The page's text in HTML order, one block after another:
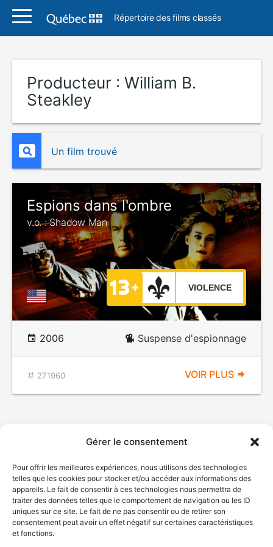
Gérer le consentement
Pour offrir les meilleures expériences, nous utilisons des technologies
telles que les cookies pour stocker et/ou accéder aux informations des
appareils. Le fait de consentir à ces technologies nous permettra de
traiter des données telles que le comportement de navigation ou les ID
uniques sur ce site. Le fait de ne pas consentir ou de retirer son
consentement peut avoir un effet négatif sur certaines caractéristiques
et fonctions.
Répertoire des films classés
Producteur : William B.
Steakley
Un film trouvé
Espions dans l'ombre
v.o. : Shadow Man
VIOLENCE
2006 Suspense d'espionnage
271960 VOIR PLUS